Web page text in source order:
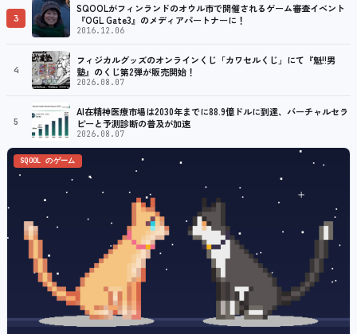
3
SQOOLがフィンランドのオウル市で開催されるゲーム審査イベント
『OGL Gate3』のメディアパートナーに！
2016.12.06
4
フィジカルグッズのオンラインくじ「カワセルくじ」にて『魁!!男
塾』のくじ第2弾が販売開始！
2026.08.07
5
AI在精神医療市場は2030年までに88.9億ドルに到達、バーチャルセラ
ピーと予測診断の普及が加速
2026.08.07
SQOOL のゲーム